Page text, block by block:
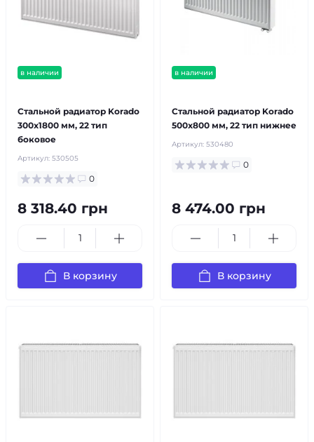
в наличии
Стальной радиатор Korado
300x1800 мм, 22 тип
боковое
Артикул: 530505
0
8 318.40 грн
В корзину
в наличии
Стальной радиатор Korado
500x800 мм, 22 тип нижнее
Артикул: 530480
0
8 474.00 грн
В корзину